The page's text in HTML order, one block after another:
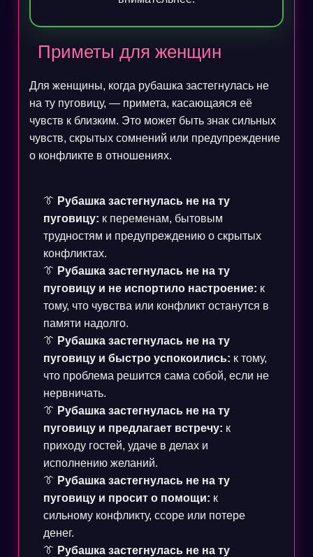
Приметы для женщин
Для женщины, когда рубашка застегнулась не
на ту пуговицу, — примета, касающаяся её
чувств к близким. Это может быть знак сильных
чувств, скрытых сомнений или предупреждение
о конфликте в отношениях.
👔 Рубашка застегнулась не на ту
пуговицу: к переменам, бытовым
трудностям и предупреждению о скрытых
конфликтах.
👔 Рубашка застегнулась не на ту
пуговицу и не испортило настроение: к
тому, что чувства или конфликт останутся в
памяти надолго.
👔 Рубашка застегнулась не на ту
пуговицу и быстро успокоились: к тому,
что проблема решится сама собой, если не
нервничать.
👔 Рубашка застегнулась не на ту
пуговицу и предлагает встречу: к
приходу гостей, удаче в делах и
исполнению желаний.
👔 Рубашка застегнулась не на ту
пуговицу и просит о помощи: к
сильному конфликту, ссоре или потере
денег.
👔 Рубашка застегнулась не на ту